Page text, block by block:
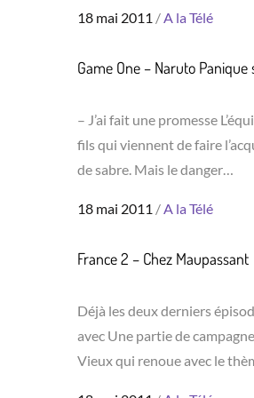
Posted
18 mai 2011 A la Télé
Game One – Naruto
– J’ai fait une promesse
fils qui viennent de faire
de sabre. Mais le danger…
Posted
18 mai 2011 A la Télé
France 2 – Chez Maupassant
Déjà les deux derniers
avec Une partie de
Vieux qui renoue avec le